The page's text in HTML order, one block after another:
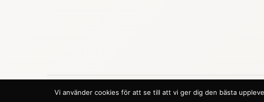
© 2026 Trendhouse. Alla rättigheter förbehållna.
Vi använder cookies för att se till att vi ger dig den bästa